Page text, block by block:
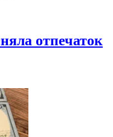
отпечаток